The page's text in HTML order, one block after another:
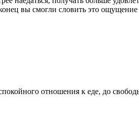
вы смогли словить это ощущение
отношения к еде, до